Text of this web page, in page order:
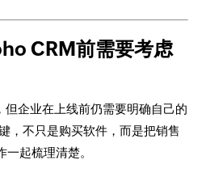
CRM前需要考虑
但企业在上线前仍需要明确自己的
，不只是购买软件，而是把销售
起梳理清楚。